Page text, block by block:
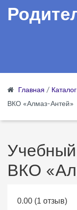
Главная /
ВКО «Алмаз-Антей»
ВКО
0.00 (1 отзыв)